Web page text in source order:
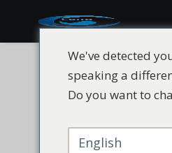
We've detected
speaking a
Do you want to
English